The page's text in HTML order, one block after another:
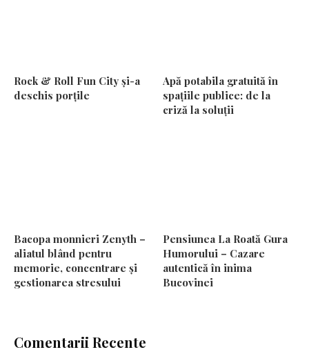
Rock & Roll Fun City și-a
deschis porțile
Apă potabila gratuită în
spațiile publice: de la
criză la soluții
Bacopa monnieri Zenyth –
aliatul blând pentru
memorie, concentrare și
gestionarea stresului
Pensiunea La Roată Gura
Humorului – Cazare
autentică în inima
Bucovinei
Comentarii Recente